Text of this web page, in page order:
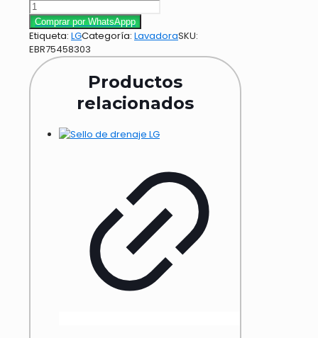
Comprar por WhatsAppp
Etiqueta: LGCategoría: LavadoraSKU:
EBR75458303
Productos
relacionados